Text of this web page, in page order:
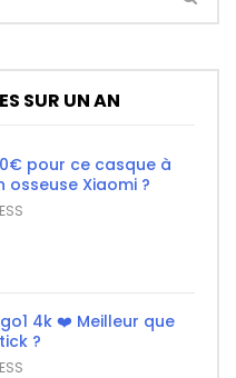
SUR UN AN
pour ce casque à
osseuse Xiaomi ?
4k ❤️ Meilleur que
?